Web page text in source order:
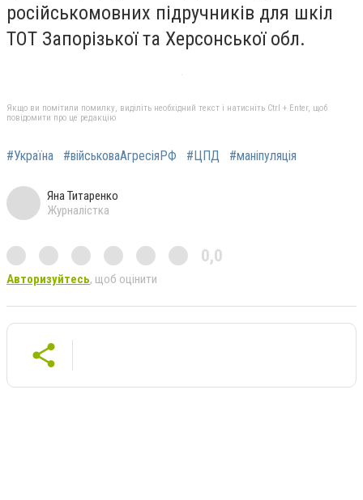
російськомовних підручників для шкіл
ТОТ Запорізької та Херсонської обл.
Якщо ви помітили помилку, виділіть необхідний текст і натисніть Ctrl + Enter, щоб
повідомити про це редакцію
#Україна #військоваАгресіяРФ #ЦПД #маніпуляція
Яна Титаренко
Журналістка
0,0
Авторизуйтесь, щоб оцінити